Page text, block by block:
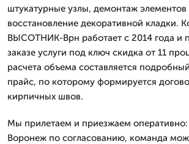
штукатурные узлы, демонтаж элементов
восстановление декоративной кладки.
ВЫСОТНИК-Врн работает с 2014 года и
заказе услуги под ключ скидка от 11
расчета объема составляется
прайс, по которому формируется
кирпичных швов.
Мы прилетаем и приезжаем
Воронеж по согласованию, команда